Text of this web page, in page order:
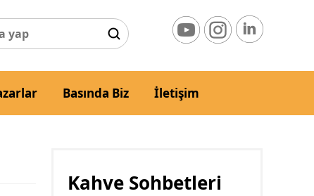
Basında Biz İletişim
Kahve Sohbetleri